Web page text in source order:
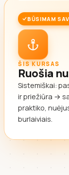
BŪSIMAM
ŠIS KURSAS
Ruošia
Sistemiškai:
ir priežiūra →
praktiko,
burlaiviais.